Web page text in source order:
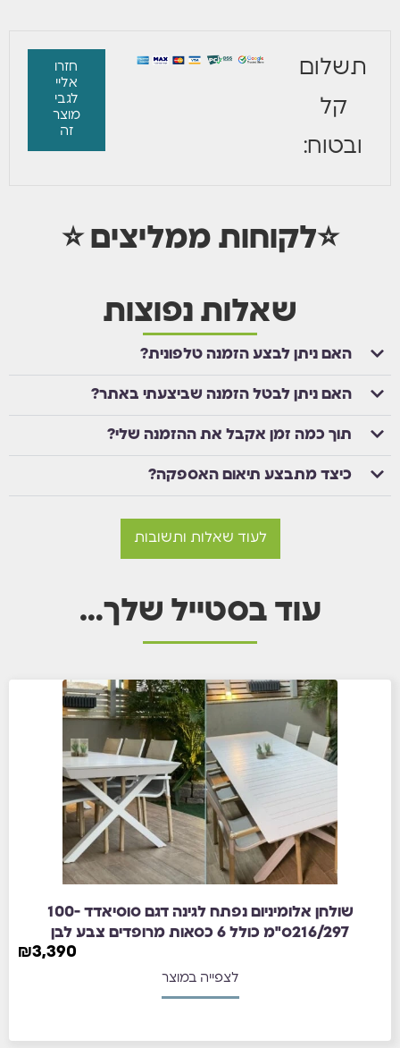
תשלום
קל
ובטוח:
חזרו
אליי
לגבי
מוצר
זה
⭐לקוחות ממליצים ⭐
שאלות נפוצות
האם ניתן לבצע הזמנה טלפונית?
האם ניתן לבטל הזמנה שביצעתי באתר?
תוך כמה זמן אקבל את ההזמנה שלי?
כיצד מתבצע תיאום האספקה?
לעוד שאלות ותשובות
עוד בסטייל שלך…
שולחן אלומיניום נפתח לגינה דגם סוסיאדד 100-
216/297ס"מ כולל 6 כסאות מרופדים צבע לבן
₪3,390
לצפייה במוצר